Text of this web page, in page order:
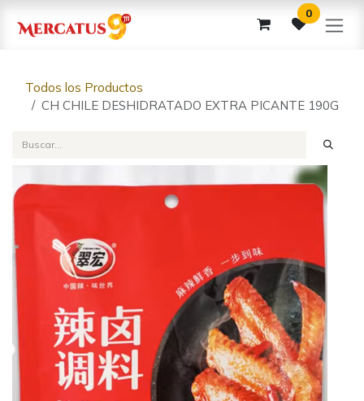
0
Todos los Productos
CH CHILE DESHIDRATADO EXTRA PICANTE 190G